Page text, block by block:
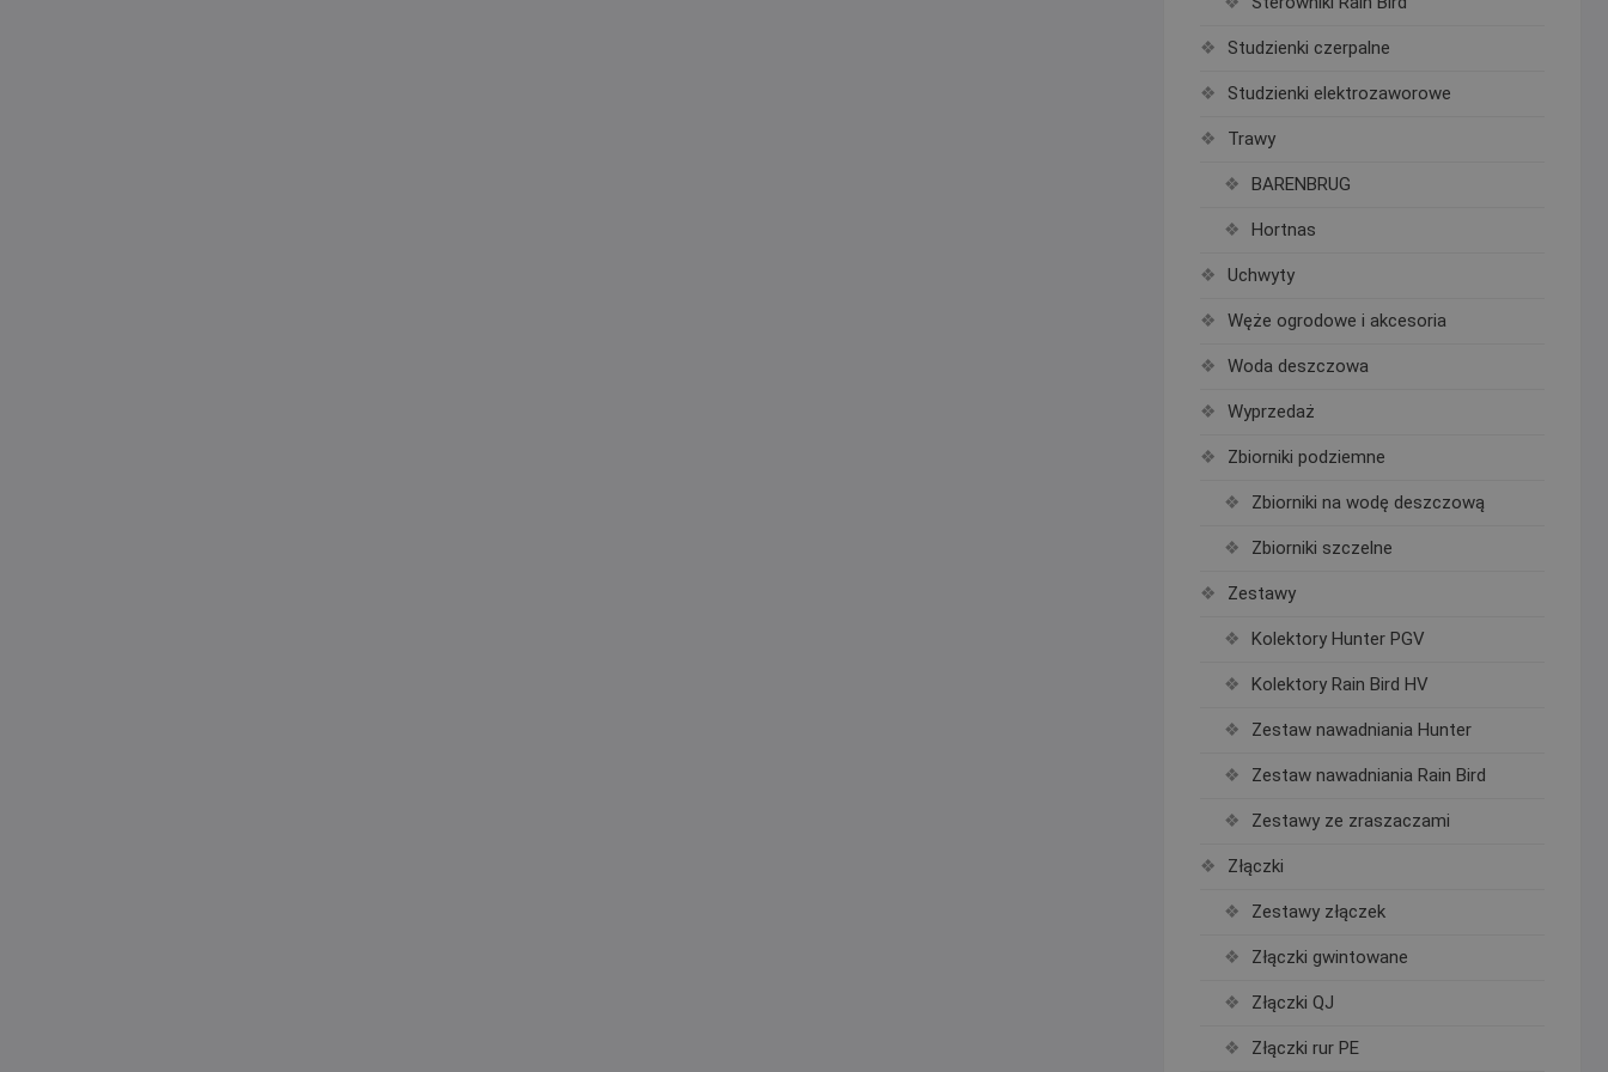
Studzienki czerpalne
Studzienki elektrozaworowe
Trawy
BARENBRUG
Hortnas
Uchwyty
Węże ogrodowe i akcesoria
Woda deszczowa
Wyprzedaż
Zbiorniki podziemne
Zbiorniki na wodę deszczową
Zbiorniki szczelne
Zestawy
Kolektory Hunter PGV
Kolektory Rain Bird HV
Zestaw nawadniania Hunter
Zestaw nawadniania Rain Bird
Zestawy ze zraszaczami
Złączki
Zestawy złączek
Złączki gwintowane
Złączki QJ
Złączki rur PE